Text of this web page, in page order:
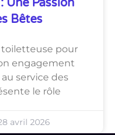
Une Passion
Bêtes
toiletteuse pour
engagement
service des
le rôle
avril 2026